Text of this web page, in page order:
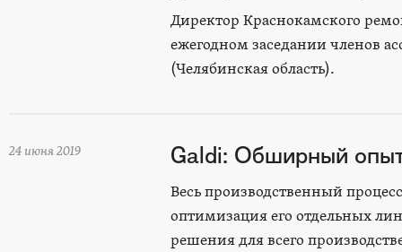
Директор Краснокамского
ежегодном заседании членов
(Челябинская область).
24 июня 2019 Galdi: Обширный
Весь производственный
оптимизация его отдельных
решения для всего